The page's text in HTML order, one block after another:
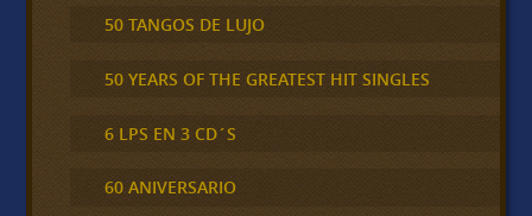
50 TANGOS DE LUJO
50 YEARS OF THE GREATEST HIT SINGLES
6 LPS EN 3 CD´S
60 ANIVERSARIO